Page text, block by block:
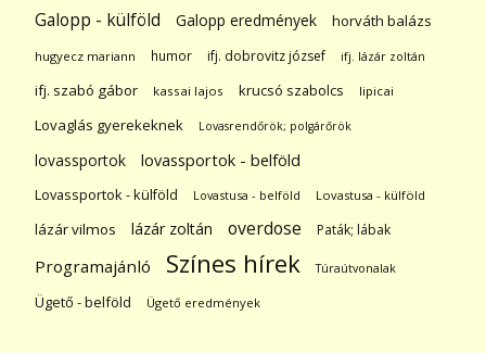
Galopp - külföld Galopp eredmények horváth balázs
hugyecz mariann humor ifj. dobrovitz józsef ifj. lázár zoltán
ifj. szabó gábor kassai lajos krucsó szabolcs lipicai
Lovaglás gyerekeknek Lovasrendőrök; polgárőrök
lovassportok lovassportok - belföld
Lovassportok - külföld Lovastusa - belföld Lovastusa - külföld
lázár vilmos lázár zoltán overdose Paták; lábak
Programajánló Színes hírek Túraútvonalak
Ügető - belföld Ügető eredmények